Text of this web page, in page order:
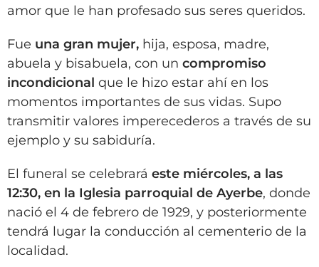
amor que le han profesado sus seres queridos.
Fue una gran mujer, hija, esposa, madre,
abuela y bisabuela, con un compromiso
incondicional que le hizo estar ahí en los
momentos importantes de sus vidas. Supo
transmitir valores imperecederos a través de su
ejemplo y su sabiduría.
El funeral se celebrará este miércoles, a las
12:30, en la Iglesia parroquial de Ayerbe, donde
nació el 4 de febrero de 1929, y posteriormente
tendrá lugar la conducción al cementerio de la
localidad.